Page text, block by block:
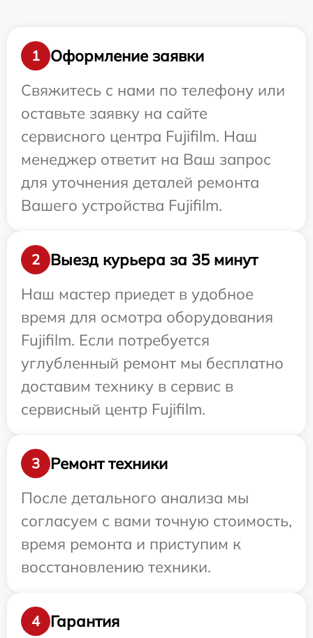
1
Оформление заявки
Свяжитесь с нами по телефону или
оставьте заявку на сайте
сервисного центра Fujifilm. Наш
менеджер ответит на Ваш запрос
для уточнения деталей ремонта
Вашего устройства Fujifilm.
2
Выезд курьера за 35 минут
Наш мастер приедет в удобное
время для осмотра оборудования
Fujifilm. Если потребуется
углубленный ремонт мы бесплатно
доставим технику в сервис в
сервисный центр Fujifilm.
3
Ремонт техники
После детального анализа мы
согласуем с вами точную стоимость,
время ремонта и приступим к
восстановлению техники.
4 Гарантия